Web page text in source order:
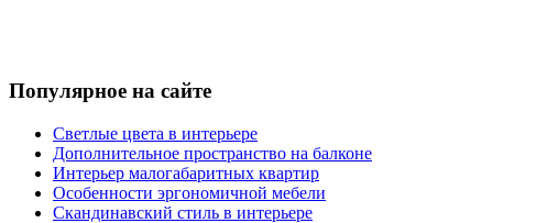
Популярное на сайте
Светлые цвета в интерьере
Дополнительное пространство на балконе
Интерьер малогабаритных квартир
Особенности эргономичной мебели
Скандинавский стиль в интерьере